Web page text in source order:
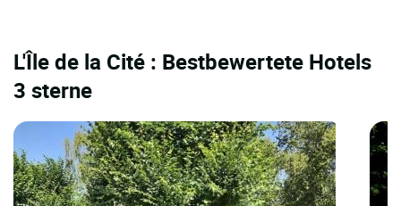
L'Île de la Cité : Bestbewertete Hotels
3 sterne